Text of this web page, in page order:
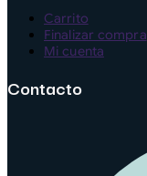
Carrito
Finalizar compra
Mi cuenta
Contacto